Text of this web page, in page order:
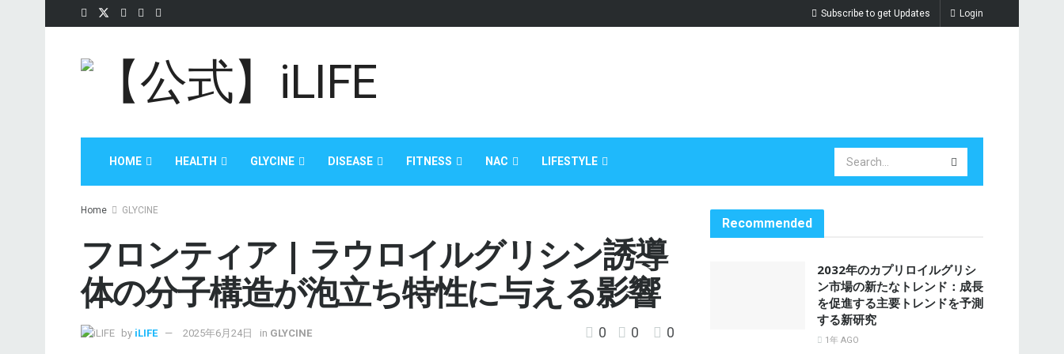
Subscribe to get Updates Login
HOME HEALTH GLYCINE DISEASE FITNESS NAC LIFESTYLE
Home GLYCINE
フロンティア | ラウロイルグリシン誘導
体の分子構造が泡立ち特性に与える影響
by iLIFE 2025年6月24日 in GLYCINE 0 0 0
Recommended
2032年のカプリロイルグリシ
ン市場の新たなトレンド：成長
を促進する主要トレンドを予測
する新研究
1年 AGO